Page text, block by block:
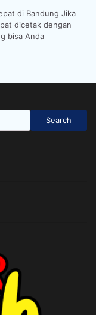
di Bandung Jika
dicetak dengan
bisa Anda
Search